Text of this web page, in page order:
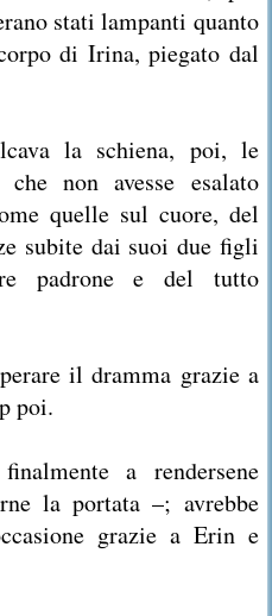
stati lampanti quanto
di Irina, piegato dal
la schiena, poi, le
non avesse esalato
quelle sul cuore, del
subite dai suoi due figli
padrone e del tutto
il dramma grazie a
poi.
a rendersene
la portata –; avrebbe
grazie a Erin e